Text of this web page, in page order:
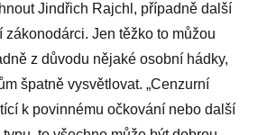
Jindřich Rajchl, případně další
zákonodárci. Jen těžko to můžou
z důvodu nějaké osobní hádky,
špatně vysvětlovat. „Cenzurní
k povinnému očkování nebo další